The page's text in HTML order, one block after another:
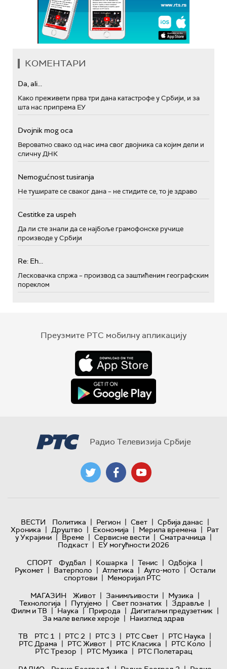
КОМЕНТАРИ
Da, ali...
Како преживети прва три дана катастрофе у Србији, и за
шта нас припрема ЕУ
Dvojnik mog oca
Вероватно свако од нас има свог двојника са којим дели и
сличну ДНК
Nemogućnost tusiranja
Не туширате се сваког дана – не стидите се, то је здраво
Cestitke za uspeh
Да ли сте знали да се најбоље грамофонске ручице
производе у Србији
Re: Eh...
Лесковачка спржа – производ са заштићеним географским
пореклом
Преузмите РТС мобилну апликацију
Радио Телевизија Србије
ВЕСТИ Политика | Регион | Свет | Србија данас |
Хроника | Друштво | Економија | Мерила времена | Рат
у Украјини | Време | Сервисне вести | Сматрачница |
Подкаст | ЕУ могућности 2026
СПОРТ
Фудбал | Кошарка | Тенис | Одбојка |
Рукомет | Ватерполо | Атлетика | Ауто-мото | Остали
спортови | Меморијал РТС
МАГАЗИН
Живот | Занимљивости | Музика |
Технологијa | Путујемо | Свет познатих | Здравље |
Филм и ТВ | Наука | Природа | Дигитални предузетник |
За мале велике хероје | Наизглед здрав
ТВ
РТС 1 | РТС 2 | РТС 3 | РТС Свет | РТС Наука |
РТС Драма | РТС Живот | РТС Класика | РТС Коло |
РТС Трезор | РТС Музика | РТС Полетарац